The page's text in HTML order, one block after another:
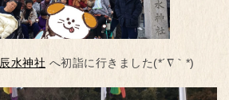
辰水神社 へ初詣に行きました(*´∇｀*)